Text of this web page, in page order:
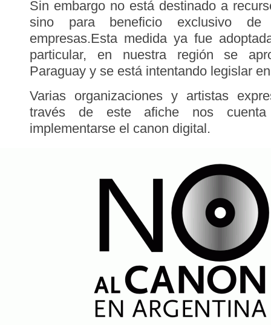
Sin embargo no está destinado a
sino para beneficio exclusivo
empresas.Esta medida ya fue
particular, en nuestra región se
Paraguay y se está intentando legislar
Varias organizaciones y artistas
través de este afiche nos
implementarse el canon digital.